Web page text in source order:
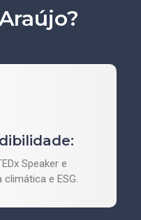
Speaker e
e ESG.